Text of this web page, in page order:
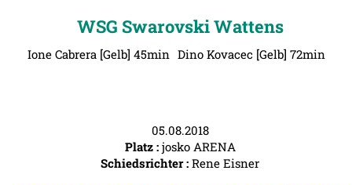
WSG Swarovski Wattens
Ione Cabrera [Gelb] 45min Dino Kovacec [Gelb] 72min
05.08.2018
Platz : josko ARENA
Schiedsrichter : Rene Eisner